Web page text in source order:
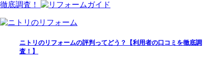
徹底調査！
ニトリのリフォームの評判ってどう？【利用者の口コミを徹底調
査！】